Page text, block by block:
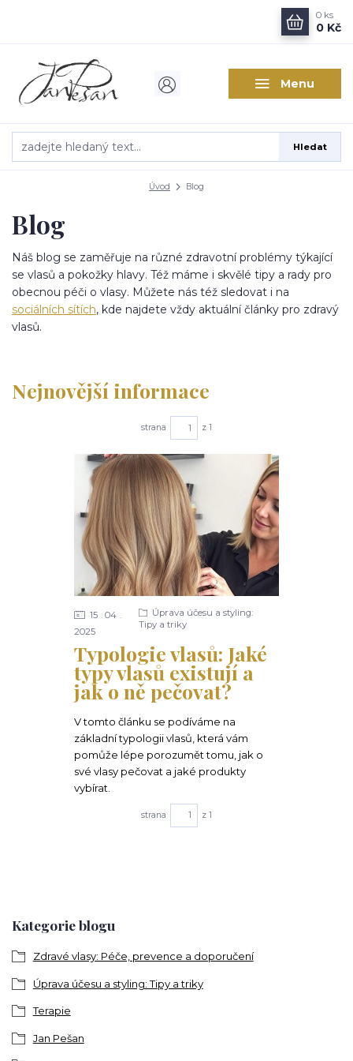
Menu
Hledat
0 ks
0 Kč
Úvod Blog
Kategorie blogu
Zdravé vlasy: Péče, prevence a doporučení
Úprava účesu a styling: Tipy a triky
Terapie
Jan Pešan
Blog
Náš blog se zaměřuje na různé zdravotní problémy týkající
se vlasů a pokožky hlavy. Též máme i skvělé tipy a rady pro
obecnou péči o vlasy. Můžete nás též sledovat i na
sociálních sítích, kde najdete vždy aktuální články pro zdravý
vlasů.
Nejnovější informace
strana z 1
Typologie vlasů: Jaké
typy vlasů existují a
jak o ně pečovat?
15
04
2025
Úprava účesu a styling:
Tipy a triky
V tomto článku se podíváme na
základní typologii vlasů, která vám
pomůže lépe porozumět tomu, jak o
své vlasy pečovat a jaké produkty
vybírat.
strana z 1